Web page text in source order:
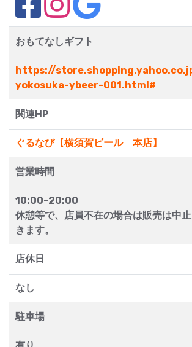
おもてなしギフト
https://
yokosuka-ybeer-001.html#
関連HP
ぐるなび【横須賀ビール 本店】
営業時間
10:00-20:00
休憩等で、店員不在の場合は販売は中
きます。
店休日
なし
駐車場